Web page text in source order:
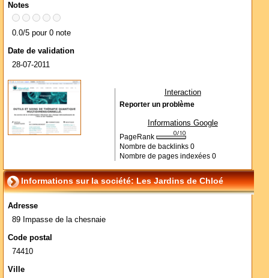
Notes
0.0/5 pour 0 note
Date de validation
28-07-2011
Interaction
Reporter un problème
Informations Google
PageRank
Nombre de backlinks 0
Nombre de pages indexées 0
Informations sur la société: Les Jardins de Chloé
Adresse
89 Impasse de la chesnaie
Code postal
74410
Ville